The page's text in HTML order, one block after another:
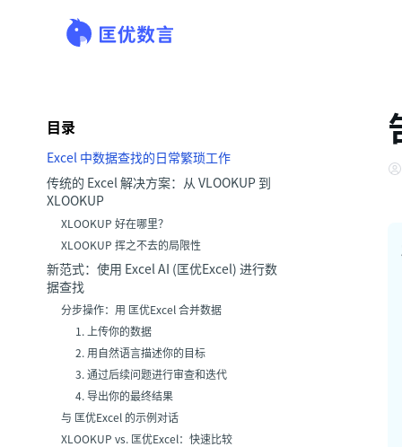
目录
Excel 中数据查找的日常繁琐工作
传统的 Excel 解决方案：从 VLOOKUP 到
XLOOKUP
XLOOKUP 好在哪里？
XLOOKUP 挥之不去的局限性
新范式：使用 Excel AI (匡优Excel) 进行数
据查找
分步操作：用 匡优Excel 合并数据
1. 上传你的数据
2. 用自然语言描述你的目标
3. 通过后续问题进行审查和迭代
4. 导出你的最终结果
与 匡优Excel 的示例对话
XLOOKUP vs. 匡优Excel：快速比较